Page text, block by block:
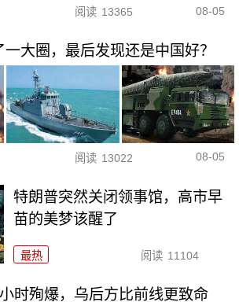
阅读 13365 08-05
大圈，最后发现还是中国好？
阅读 13022 08-05
特朗普突然关闭领事馆，高市早
苗的美梦该醒了
最热 阅读 11104
时殉爆，乌后方比前线更致命